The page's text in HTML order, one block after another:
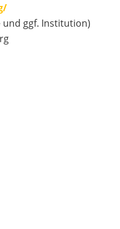
und ggf. Institution)